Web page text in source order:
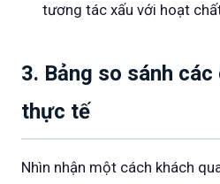
tương tác xấu với hoạt
3. Bảng so sánh
thực tế
Nhìn nhận một cách khách